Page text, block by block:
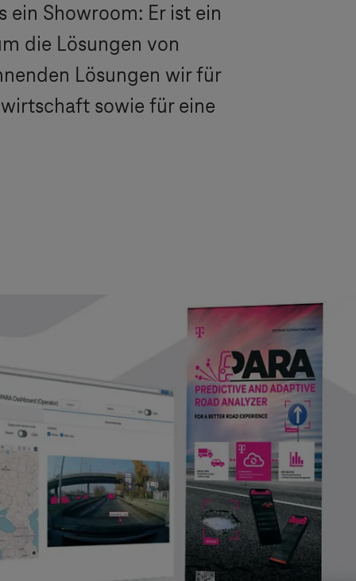
Showroom: Er ist ein
die Lösungen von
Lösungen wir für
sowie für eine